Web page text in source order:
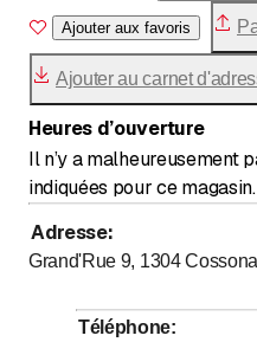
Ajouter aux favoris
Ajouter au carnet
Heures d’ouverture
Il n’y a malheureusement
indiquées pour ce magasin.
Adresse:
Grand'Rue 9, 1304
Téléphone: